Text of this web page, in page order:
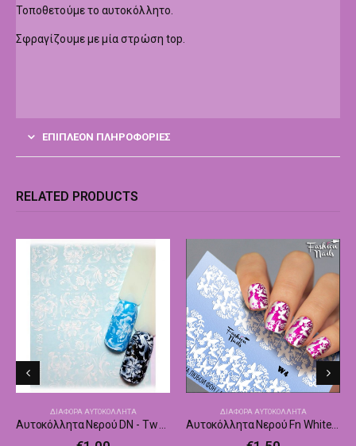
Τοποθετούμε το αυτοκόλλητο.
Σφραγίζουμε με μία στρώση top.
ΕΠΙΠΛΈΟΝ ΠΛΗΡΟΦΟΡΊΕΣ
RELATED PRODUCTS
ΔΙΆΦΟΡΑ ΑΥΤΟΚΌΛΛΗΤΑ ΔΙΆΦΟΡΑ ΑΥΤΟΚΌΛΛΗΤΑ